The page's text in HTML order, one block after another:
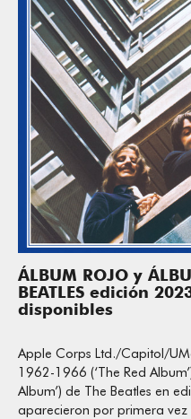
ÁLBUM ROJO y
BEATLES edición
disponibles
Apple Corps Ltd./Capitol/
1962-1966 (‘The Red
Album’) de The Beatles en
aparecieron por primera vez